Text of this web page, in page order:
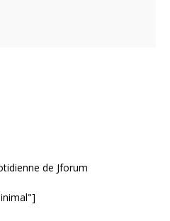
de Jforum